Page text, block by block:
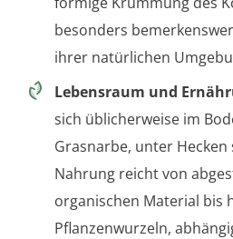
besonders
ihrer natürlichen
Lebensraum und
sich üblicherweise im
Grasnarbe, unter Hecken
Nahrung reicht von
organischen Material bis
Pflanzenwurzeln,